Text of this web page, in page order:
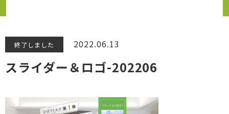
終了しました 2022.06.13
スライダー＆ロゴ-202206